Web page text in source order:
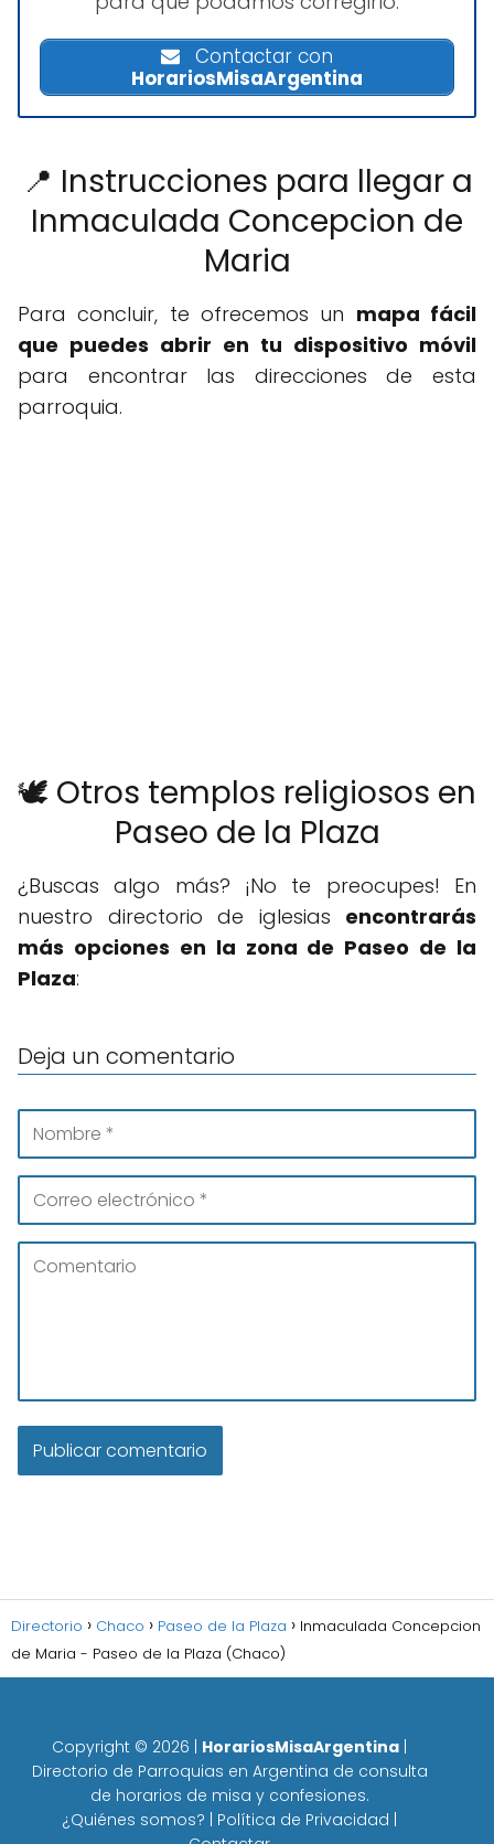
Contactar con
HorariosMisaArgentina
📍 Instrucciones para llegar a
Inmaculada Concepcion de
Maria
Para concluir, te ofrecemos un mapa fácil
que puedes abrir en tu dispositivo móvil
para encontrar las direcciones de esta
parroquia.
🕊️ Otros templos religiosos en
Paseo de la Plaza
¿Buscas algo más? ¡No te preocupes! En
nuestro directorio de iglesias encontrarás
más opciones en la zona de Paseo de la
Plaza:
Deja un comentario
Directorio Chaco Paseo de la Plaza
Inmaculada Concepcion
de Maria - Paseo de la Plaza (Chaco)
Copyright © 2026 HorariosMisaArgentina
Directorio de Parroquias en Argentina de consulta
de horarios de misa y confesiones.
¿Quiénes somos?
Política de Privacidad